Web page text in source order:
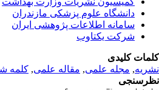
دانشگاه علوم پزشکی مازندران
سامانه اطلاعات پژوهشی ایران
شرکت یکتاوب
کلمات کلیدی
نشریه, مجله علمی, مقاله علمی, کلمه
نظرسنجی